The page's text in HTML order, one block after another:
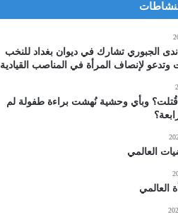
ندى الجبوري تشارك في ديوان بغداد للنخب
وتدعو لإنصاف المرأة في المناصب القيادية
وبأي وحشية نُهشت براءة طفولة لم
العالمي
العالمي